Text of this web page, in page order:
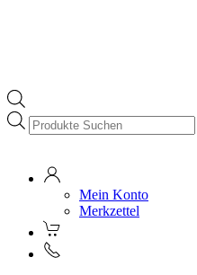
Products
search
Mein Konto
Merkzettel